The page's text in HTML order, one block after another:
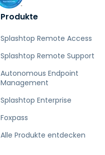
Produkte
Splashtop Remote Access
Splashtop Remote Support
Autonomous Endpoint
Management
Splashtop Enterprise
Foxpass
Alle Produkte entdecken